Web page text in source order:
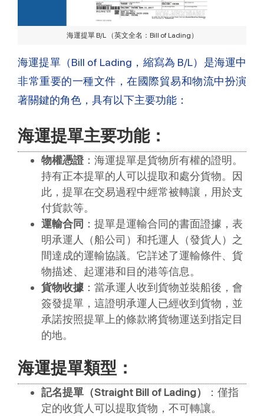
海運提單 B/L （英文全名：Bill of Lading）
海運提單（Bill of Lading，縮寫為 B/L）是海運中
非常重要的一種文件，在國際貿易和物流中扮演
著關鍵的角色，具有以下主要功能：
海運提單主要功能：
物權憑證：海運提單是貨物所有權的證明。
持有正本提單的人可以提取和處分貨物。因
此，提單在交易過程中經常被轉讓，用於支
付貨款等。
運輸合同 ：提單是運輸合同的書面證據，表
明承運人（船公司）和托運人（發貨人）之
間達成的運輸協議。它詳述了運輸條件、貨
物描述、起運港和目的港等信息。
貨物收據 ：當承運人收到貨物並裝船後，會
簽發提單，這證明承運人已經收到貨物，並
承諾按照提單上的條款將貨物運送到指定目
的地。
海運提單類型：
記名提單（Straight Bill of Lading）
：僅指
定的收貨人可以提取貨物，不可轉讓。